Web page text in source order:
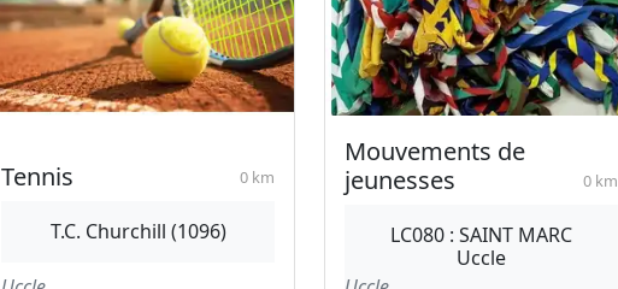
Tennis 0 km
T.C. Churchill (1096)
Mouvements de
jeunesses
0 km
LC080 : SAINT MARC
Uccle